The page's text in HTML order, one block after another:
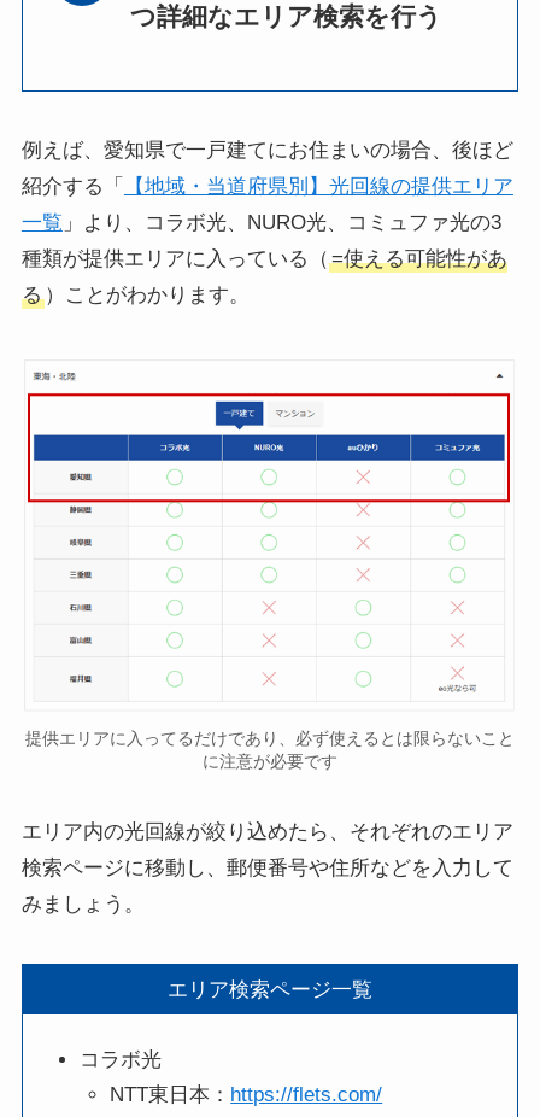
つ詳細なエリア検索を行う
例えば、愛知県で一戸建てにお住まいの場合、後ほど
紹介する「
【地域・当道府県別】光回線の提供エリア
一覧 」より、コラボ光、NURO光、コミュファ光の3
種類が提供エリアに入っている（ =使える可能性があ
る）ことがわかります。
提供エリアに入ってるだけであり、必ず使えるとは限らないこと
に注意が必要です
エリア内の光回線が絞り込めたら、それぞれのエリア
検索ページに移動し、郵便番号や住所などを入力して
みましょう。
エリア検索ページ一覧
コラボ光
NTT東日本： https://flets.com/